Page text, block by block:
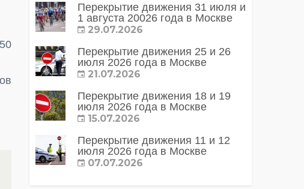
Перекрытие движения 31 июля и
1 августа 20026 года в Москве
29.07.2026
Перекрытие движения 25 и 26
июля 2026 года в Москве
21.07.2026
Перекрытие движения 18 и 19
июля 2026 года в Москве
15.07.2026
Перекрытие движения 11 и 12
июля 2026 года в Москве
07.07.2026